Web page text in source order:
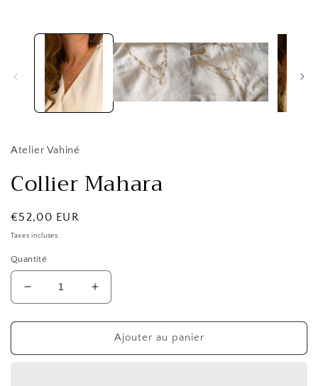
modale
Atelier Vahiné
Collier Mahara
Prix
habituel
€52,00 EUR
Taxes incluses.
Quantité
Réduire
la
quantité
Collier
Augmenter
la
quantité
Collier
Ajouter au panier